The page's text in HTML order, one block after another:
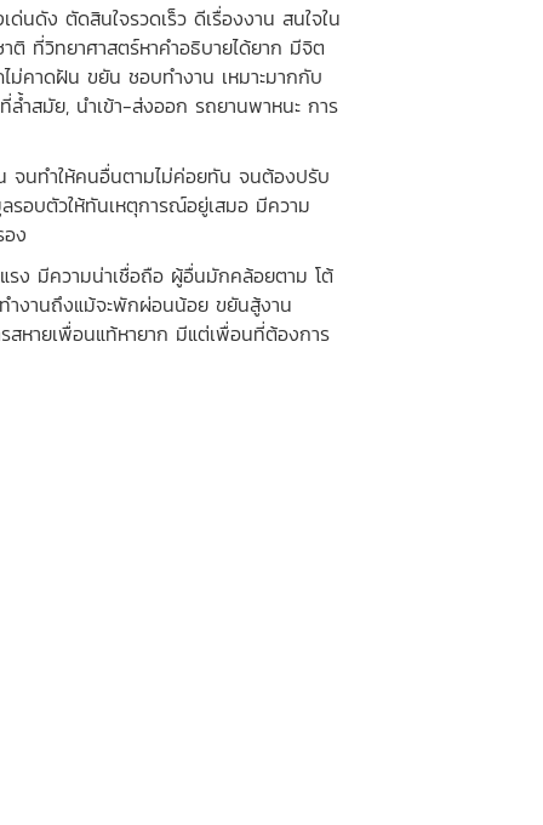
ดัง ตัดสินใจรวดเร็ว ดีเรื่องงาน สนใจใน
ติ ที่วิทยาศาสตร์หาคำอธิบายได้ยาก มีจิต
ม่คาดฝัน ขยัน ชอบทำงาน เหมาะมากกับ
ล้ำสมัย, นำเข้า-ส่งออก รถยานพาหนะ การ
ทำให้คนอื่นตามไม่ค่อยทัน จนต้องปรับ
รอบตัวให้ทันเหตุการณ์อยู่เสมอ มีความ
ง
มีความน่าเชื่อถือ ผู้อื่นมักคล้อยตาม โต้
ทำงานถึงแม้จะพักผ่อนน้อย ขยันสู้งาน
สหายเพื่อนแท้หายาก มีแต่เพื่อนที่ต้องการ